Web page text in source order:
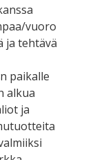
vuoro
ja tehtävä
paikalle
alkua
ja